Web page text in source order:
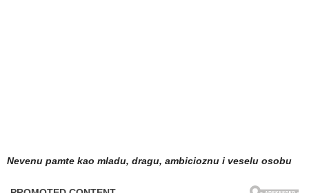
Nevenu pamte kao mladu, dragu, ambicioznu i veselu osobu